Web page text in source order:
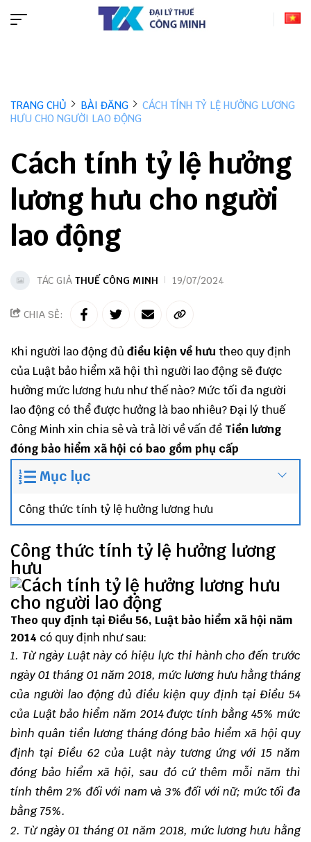
TRANG CHỦ BÀI ĐĂNG
CÁCH TÍNH TỶ LỆ HƯỞNG LƯƠNG
HƯU CHO NGƯỜI LAO ĐỘNG
Cách tính tỷ lệ hưởng
lương hưu cho người
lao động
TÁC GIẢ THUẾ CÔNG MINH 19/07/2024
CHIA SẺ:
Khi người lao động đủ điều kiện về hưu theo quy định
của Luật bảo hiểm xã hội thì người lao động sẽ được
hưởng mức lương hưu như thế nào? Mức tối đa người
lao động có thể được hưởng là bao nhiêu?Đại lý thuế
Công Minh xin chia sẻ và trả lời về vấn đề Tiền lương
đóng bảo hiểm xã hội có bao gồm phụ cấp
Mục lục
Công thức tính tỷ lệ hưởng lương hưu
Công thức tính tỷ lệ hưởng lương
hưu
Theo quy định tại Điều 56, Luật bảo hiểm xã hội năm
2014 có quy định như sau:
1. Từ ngày Luật này có hiệu lực thi hành cho đến trước
ngày 01 tháng 01 năm 2018, mức lương hưu hằng tháng
của người lao động đủ điều kiện quy định tại Điều 54
của Luật bảo hiểm năm 2014 được tính bằng 45% mức
bình quân tiền lương tháng đóng bảo hiểm xã hội quy
định tại Điều 62 của Luật này tương ứng với 15 năm
đóng bảo hiểm xã hội, sau đó cứ thêm mỗi năm thì
tính thêm 2% đối với nam và 3% đối với nữ; mức tối đa
bằng 75%.
2. Từ ngày 01 tháng 01 năm 2018, mức lương hưu hằng